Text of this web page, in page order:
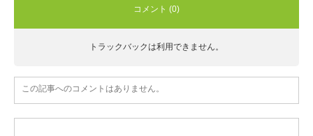
コメント (0)
トラックバックは利用できません。
この記事へのコメントはありません。